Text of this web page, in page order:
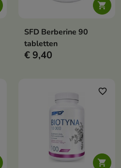

SFD Berberine 90
tabletten
€ 9,40

favorite_border